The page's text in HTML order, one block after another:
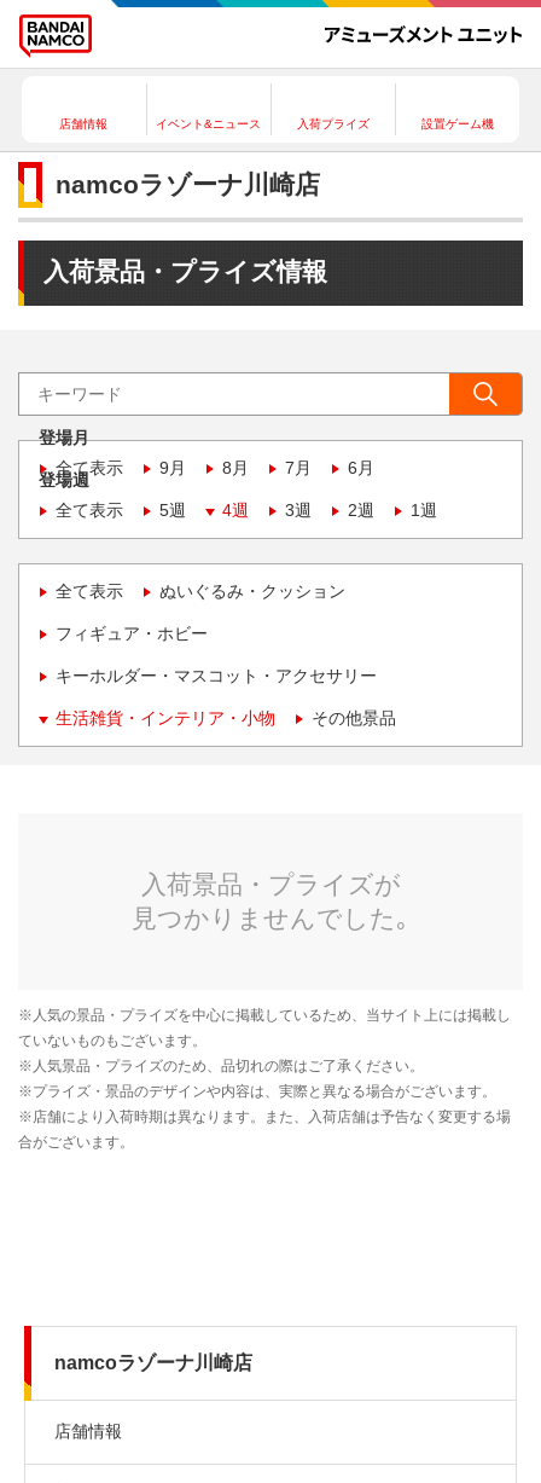
店舗情報 イベント&ニュース 入荷プライズ 設置ゲーム機
namcoラゾーナ川崎店
入荷景品・プライズ情報
登場月
全て表示
9月 8月 7月 6月
登場週
全て表示
5週 4週 3週 2週 1週
全て表示 ぬいぐるみ・クッション
フィギュア・ホビー
キーホルダー・マスコット・アクセサリー
生活雑貨・インテリア・小物 その他景品
namcoラゾーナ川崎店
店舗情報